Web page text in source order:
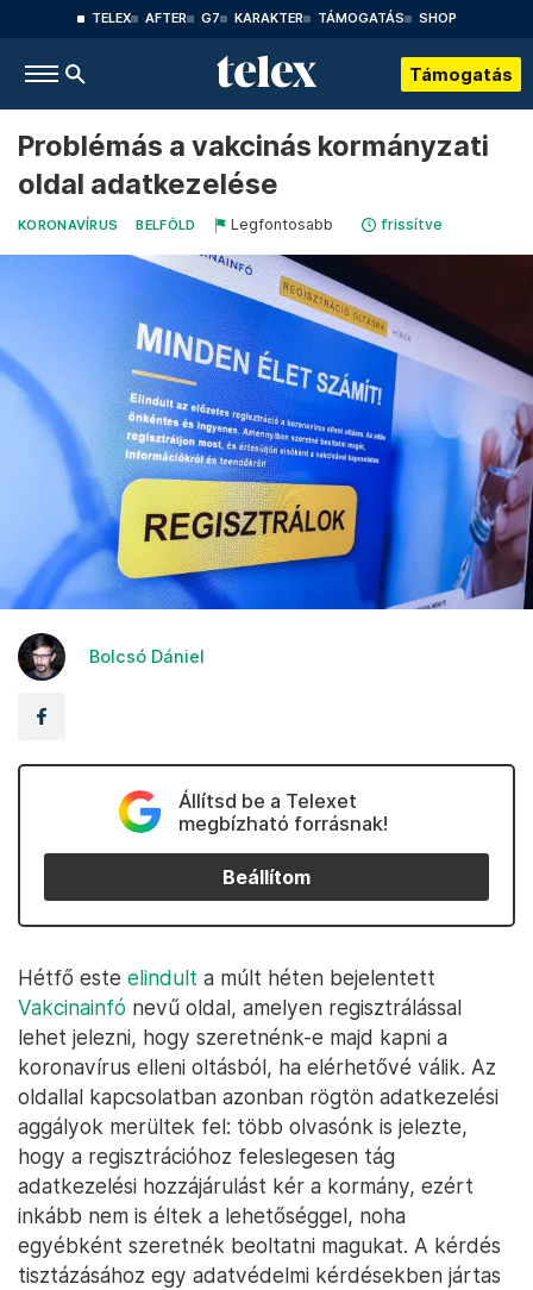
TELEX AFTER G7 KARAKTER TÁMOGATÁS SHOP
Támogatás
Problémás a vakcinás kormányzati
oldal adatkezelése
KORONAVÍRUS BELFÖLD Legfontosabb frissítve
Bolcsó Dániel
Állítsd be a Telexet
megbízható forrásnak!
Beállítom
Hétfő este elindult a múlt héten bejelentett
Vakcinainfó nevű oldal, amelyen regisztrálással
lehet jelezni, hogy szeretnénk-e majd kapni a
koronavírus elleni oltásból, ha elérhetővé válik. Az
oldallal kapcsolatban azonban rögtön adatkezelési
aggályok merültek fel: több olvasónk is jelezte,
hogy a regisztrációhoz feleslegesen tág
adatkezelési hozzájárulást kér a kormány, ezért
inkább nem is éltek a lehetőséggel, noha
egyébként szeretnék beoltatni magukat. A kérdés
tisztázásához egy adatvédelmi kérdésekben jártas